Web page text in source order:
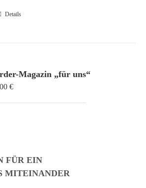
Details
Magazin „für uns“
€
FÜR EIN
MITEINANDER